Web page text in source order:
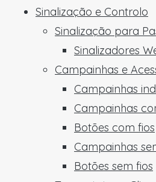
Sinalização e Controlo
Sinalização para
Sinalizadores
Campainhas e
Campainhas
Campainhas
Botões com fios
Campainhas
Botões sem fios